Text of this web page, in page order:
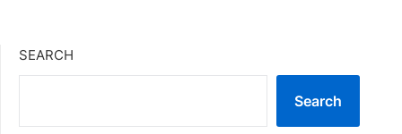
SEARCH
Search